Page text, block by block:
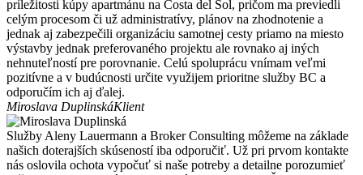
príležitosti kúpy apartmánu na Costa del Sol, pričom ma previedli
celým procesom či už administratívy, plánov na zhodnotenie a
jednak aj zabezpečili organizáciu samotnej cesty priamo na miesto
výstavby jednak preferovaného projektu ale rovnako aj iných
nehnuteľností pre porovnanie. Celú spoluprácu vnímam veľmi
pozitívne a v budúcnosti určite využijem prioritne služby BC a
odporučím ich aj ďalej.
Miroslava DuplinskáKlient
Služby Aleny Lauermann a Broker Consulting môžeme na základe
našich doterajších skúseností iba odporučiť. Už pri prvom kontakte
nás oslovila ochota vypočuť si naše potreby a detailne porozumieť